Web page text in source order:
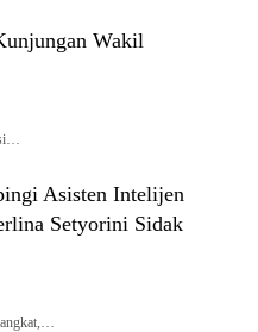
Wakil
Asisten Intelijen
Setyorini Sidak